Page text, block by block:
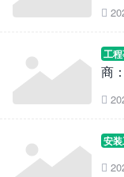

工
商

安
